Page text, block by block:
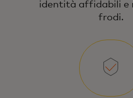
identità affidabili e
frodi.